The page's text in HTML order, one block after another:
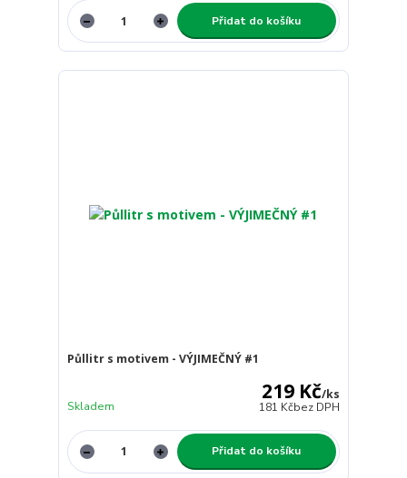
Přidat do košíku
Půllitr s motivem - VÝJIMEČNÝ #1
219 Kč/ks
181 Kčbez DPH
Skladem
Přidat do košíku